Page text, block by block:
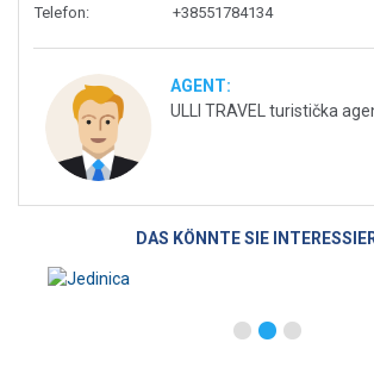
Telefon: +38551784134
AGENT:
ULLI TRAVEL turistička
DAS KÖNNTE SIE